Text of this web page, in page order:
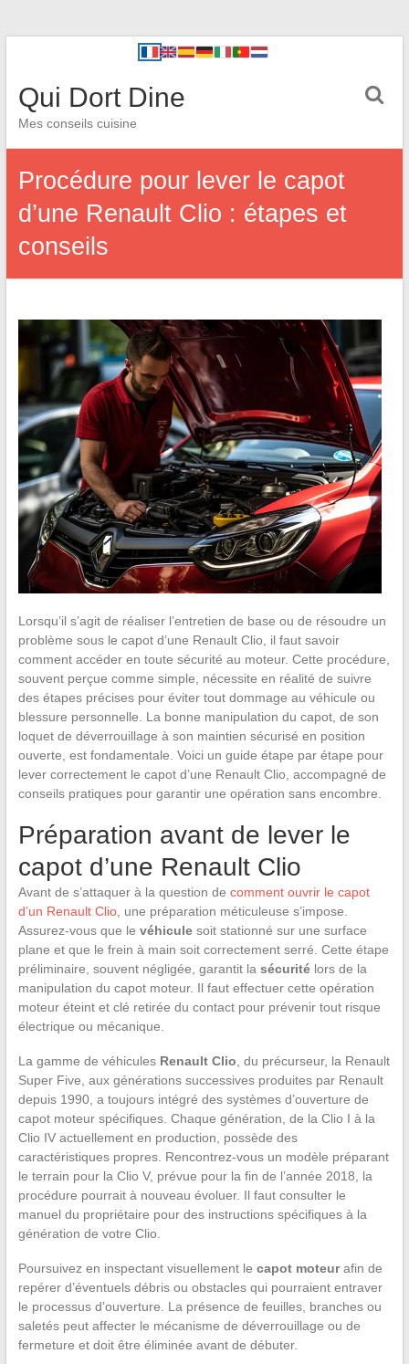
Qui Dort Dine
Mes conseils cuisine
Procédure pour lever le capot
d’une Renault Clio : étapes et
conseils
Lorsqu’il s’agit de réaliser l’entretien de base ou de résoudre un
problème sous le capot d’une Renault Clio, il faut savoir
comment accéder en toute sécurité au moteur. Cette procédure,
souvent perçue comme simple, nécessite en réalité de suivre
des étapes précises pour éviter tout dommage au véhicule ou
blessure personnelle. La bonne manipulation du capot, de son
loquet de déverrouillage à son maintien sécurisé en position
ouverte, est fondamentale. Voici un guide étape par étape pour
lever correctement le capot d’une Renault Clio, accompagné de
conseils pratiques pour garantir une opération sans encombre.
Préparation avant de lever le
capot d’une Renault Clio
Avant de s’attaquer à la question de comment ouvrir le capot
d’un Renault Clio, une préparation méticuleuse s’impose.
Assurez-vous que le véhiculesoit stationné sur une surface
plane et que le frein à main soit correctement serré. Cette étape
préliminaire, souvent négligée, garantit la sécuritélors de la
manipulation du capot moteur. Il faut effectuer cette opération
moteur éteint et clé retirée du contact pour prévenir tout risque
électrique ou mécanique.
La gamme de véhicules Renault Clio , du précurseur, la Renault
Super Five, aux générations successives produites par Renault
depuis 1990, a toujours intégré des systèmes d’ouverture de
capot moteur spécifiques. Chaque génération, de la Clio I à la
Clio IV actuellement en production, possède des
caractéristiques propres. Rencontrez-vous un modèle préparant
le terrain pour la Clio V, prévue pour la fin de l’année 2018, la
procédure pourrait à nouveau évoluer. Il faut consulter le
manuel du propriétaire pour des instructions spécifiques à la
génération de votre Clio.
Poursuivez en inspectant visuellement le capot moteurafin de
repérer d’éventuels débris ou obstacles qui pourraient entraver
le processus d’ouverture. La présence de feuilles, branches ou
saletés peut affecter le mécanisme de déverrouillage ou de
fermeture et doit être éliminée avant de débuter.